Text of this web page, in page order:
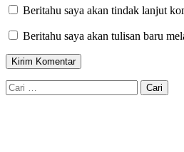
Beritahu saya akan tindak lanjut
Beritahu saya akan tulisan baru
Cari
untuk: